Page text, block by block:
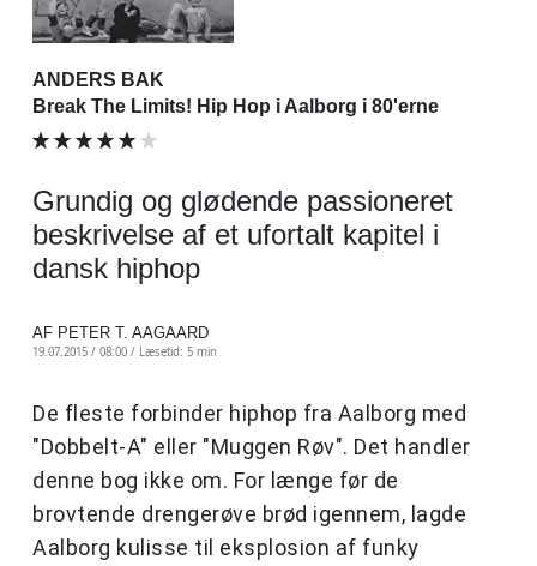
ANDERS BAK
Break The Limits! Hip Hop i Aalborg i 80'erne
Grundig og glødende passioneret
beskrivelse af et ufortalt kapitel i
dansk hiphop
AF PETER T. AAGAARD
19.07.2015 / 08:00 / Læsetid: 5 min
De fleste forbinder hiphop fra Aalborg med
"Dobbelt-A" eller "Muggen Røv". Det handler
denne bog ikke om. For længe før de
brovtende drengerøve brød igennem, lagde
Aalborg kulisse til eksplosion af funky